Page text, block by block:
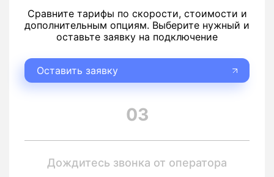
Сравните тарифы по скорости, стоимости и
дополнительным опциям. Выберите нужный и
оставьте заявку на подключение
Оставить заявку
03
Дождитесь звонка от оператора